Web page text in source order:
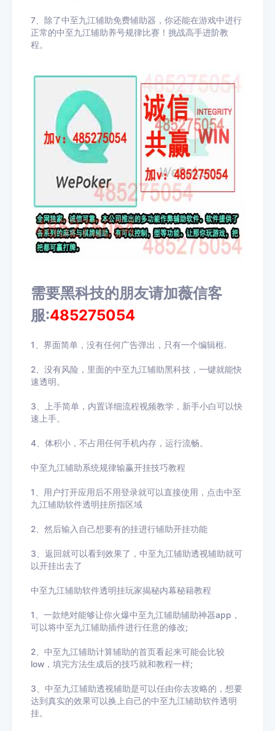
7、除了中至九江辅助免费辅助器，你还能在游戏中进行
正常的中至九江辅助养号规律比赛！挑战高手进阶教
程。
需要黑科技的朋友请加薇信客
服:485275054
1、界面简单，没有任何广告弹出，只有一个编辑框.
2、没有风险，里面的中至九江辅助黑科技，一键就能快
速透明。
3、上手简单，内置详细流程视频教学，新手小白可以快
速上手。
4、体积小，不占用任何手机内存，运行流畅。
中至九江辅助系统规律输赢开挂技巧教程
1、用户打开应用后不用登录就可以直接使用，点击中至
九江辅助软件透明挂所指区域
2、然后输入自己想要有的挂进行辅助开挂功能
3 、返回就可以看到效果了， 中至九江辅助透视辅助就可
以开挂出去了
中至九江辅助软件透明挂玩家揭秘内幕秘籍教程
1、一款绝对能够让你火爆中至九江辅助辅助神器app，
可以将中至九江辅助插件进行任意的修改;
2、 中至九江辅助计算辅助的首页看起来可能会比较
low ，填完方法生成后的技巧就和教程一样;
3、 中至九江辅助透视辅助是可以任由你去攻略的，想要
达到真实的效果可以换上自己的中至九江辅助软件透明
挂。